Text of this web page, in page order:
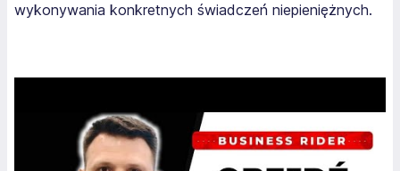
wykonywania konkretnych świadczeń niepieniężnych.